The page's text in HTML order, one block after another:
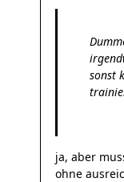
sonst
ja, aber
ohne